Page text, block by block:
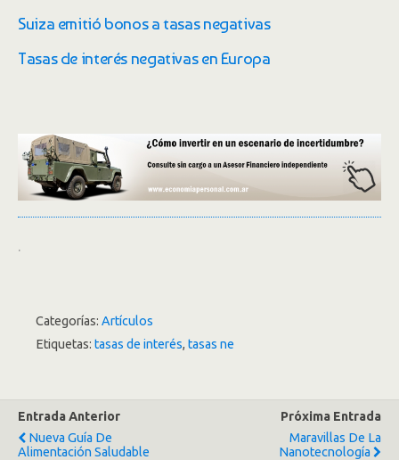
Suiza emitió bonos a tasas negativas
Tasas de interés negativas en Europa
.
Categorías: Artículos
Etiquetas: tasas de interés, tasas ne
Entrada Anterior
Nueva Guía De
Alimentación Saludable
Próxima Entrada
Maravillas De La
Nanotecnología